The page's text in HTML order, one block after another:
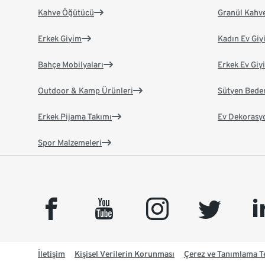
Kahve Öğütücü Granül
Erkek Giyim
Bahçe Mobilyaları
Outdoor & Kamp Ürünleri
Erkek Pijama Takımı
Spor Malzemeleri
Kadın Ev
Erkek Ev
Sütyen
Ev
facebook youtube instagram twitter
İletişim Kişisel Verilerin Korunması Çerez ve Tanımlama